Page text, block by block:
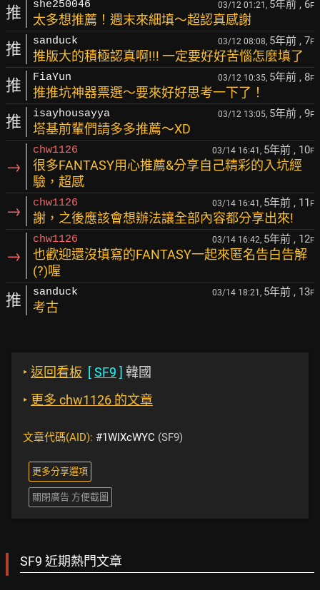
推 she250046 03/12 01:21, 5年前 , 6F
太多想推薦！週末來細填～超認真感謝
推 sanduck 03/12 08:08, 5年前 , 7F
推版大的積極認真啊!!! 一定要好好苦惱怎麼填了
推 FiaYun 03/12 10:35, 5年前 , 8F
推推坑神器票選～要來好好思考一下了！
推 isayhousayya 03/12 13:05, 5年前 , 9F
塔基前輩們請多多推薦～XD
→
chw1126 03/14 16:41, 5年前 , 10F
很多FANTASY用心推薦&分享自己精彩的入坑經
驗，超感
→ chw1126 03/14 16:41, 5年前 , 11 F
謝，之後應該會想辦法讓全部內容都分享出來!
→
chw1126 03/14 16:42, 5年前 , 12F
也歡迎還沒填寫的FANTASY一起來匿名告白告解
(?)喔
推 sanduck 03/14 18:21, 5年前 , 13F
考古
‣ 返回看板 [SF9 ] 韓國
‣ 更多 chw1126 的文章
文章代碼(AID): #1WIXcWYC (SF9)
更多分享選項
關閉廣告 方便截圖
SF9 近期熱門文章